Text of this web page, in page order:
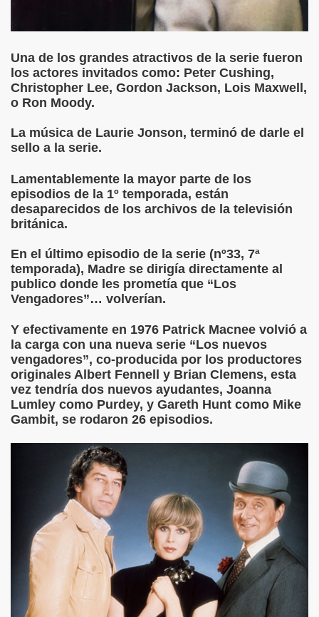
Una de los grandes atractivos de la serie fueron
los actores invitados como: Peter Cushing,
Christopher Lee, Gordon Jackson, Lois Maxwell,
o Ron Moody.
La música de Laurie Jonson, terminó de darle el
sello a la serie.
Lamentablemente la mayor parte de los
episodios de la 1º temporada, están
desaparecidos de los archivos de la televisión
británica.
En el último episodio de la serie (nº33, 7ª
temporada), Madre se dirigía directamente al
publico donde les prometía que “Los
Vengadores”… volverían.
Y efectivamente en 1976 Patrick Macnee volvió a
la carga con una nueva serie “Los nuevos
vengadores”, co-producida por los productores
originales Albert Fennell y Brian Clemens, esta
vez tendría dos nuevos ayudantes, Joanna
Lumley como Purdey, y Gareth Hunt como Mike
Gambit, se rodaron 26 episodios.